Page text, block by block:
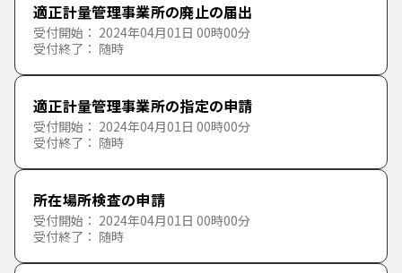
住居
結婚・離婚
引越し
ご不幸
災害・り災
旅券
マイナンバーカード
ごみ・リサイクル
環境・公害
産業廃棄物
福祉
子育て
高齢者
保育園
生活困窮
保険年金・税金
国民年金
国民健康保険
税金
原爆と平和・被爆者援護
原爆と平和
被爆者援護
健康・医療・衛生
感染症
産業・経済・労働
さ し す
た行
な に ぬ
は行
は ひ ふ へ ほ
ま行
ま み む
や行
適正計量管理事業所の廃止の届出
受付開始： 2024年04月01日 00時00分
受付終了： 随時
適正計量管理事業所の指定の申請
受付開始： 2024年04月01日 00時00分
受付終了： 随時
所在場所検査の申請
受付開始： 2024年04月01日 00時00分
受付終了： 随時